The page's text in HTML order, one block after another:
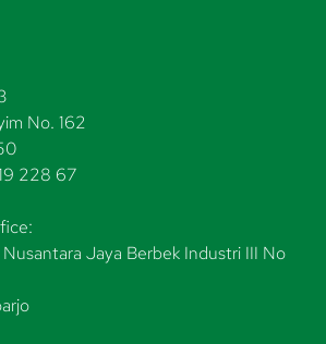
No. 162
228 67
Jaya Berbek Industri III No